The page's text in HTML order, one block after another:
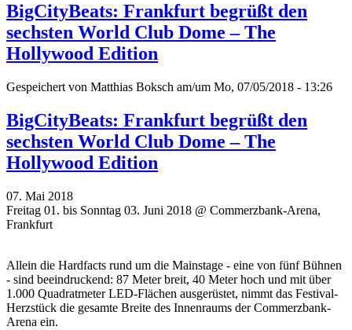
BigCityBeats: Frankfurt begrüßt den
sechsten World Club Dome – The
Hollywood Edition
Gespeichert von Matthias Boksch am/um Mo, 07/05/2018 - 13:26
BigCityBeats: Frankfurt begrüßt den
sechsten World Club Dome – The
Hollywood Edition
07. Mai 2018
Freitag 01. bis Sonntag 03. Juni 2018 @ Commerzbank-Arena,
Frankfurt
Allein die Hardfacts rund um die Mainstage - eine von fünf Bühnen
- sind beeindruckend: 87 Meter breit, 40 Meter hoch und mit über
1.000 Quadratmeter LED-Flächen ausgerüstet, nimmt das Festival-
Herzstück die gesamte Breite des Innenraums der Commerzbank-
Arena ein.